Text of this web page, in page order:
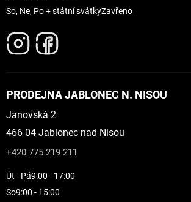
So, Ne, Po + státní svátkyZavřeno
PRODEJNA JABLONEC N. NISOU
Janovská 2
466 04 Jablonec nad Nisou
+420 775 219 211
Út - Pá9:00 - 17:00
So9:00 - 15:00